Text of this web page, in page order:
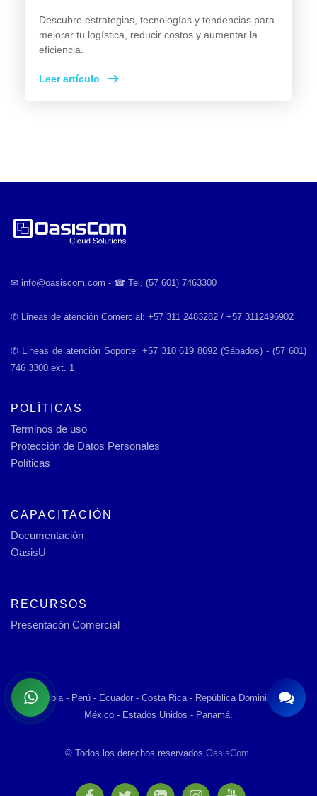
Descubre estrategias, tecnologías y tendencias para
mejorar tu logística, reducir costos y aumentar la
eficiencia.
Leer artículo
✉︎ info@oasiscom.com - ☎︎ Tel. (57 601) 7463300
✆ Lineas de atención Comercial: +57 311 2483282 / +57 3112496902
✆ Lineas de atención Soporte: +57 310 619 8692 (Sábados) - (57 601)
746 3300 ext. 1
POLÍTICAS
Terminos de uso
Protección de Datos Personales
Políticas
CAPACITACIÓN
Documentación
OasisU
RECURSOS
Presentacón Comercial
Colombia - Perú - Ecuador - Costa Rica - República Dominicana -
México - Estados Unidos - Panamá.
© Todos los derechos reservados OasisCom.